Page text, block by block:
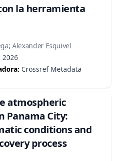
la herramienta
Alexander Esquivel
2026
Crossref Metadata
atmospheric
Panama City:
conditions and
process